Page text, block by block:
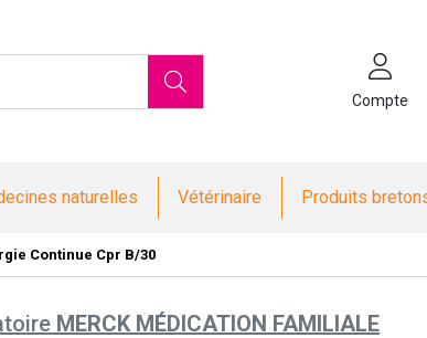
Compte
naturelles Vétérinaire Produits
Continue Cpr B/30
MERCK MÉDICATION FAMILIALE